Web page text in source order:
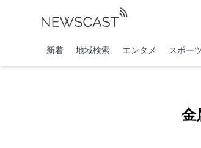
新着 地域検索 エンタメ スポー
金